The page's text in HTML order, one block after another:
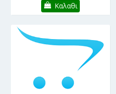
Καλαθι